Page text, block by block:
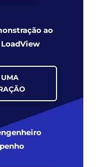
ao
LoadView